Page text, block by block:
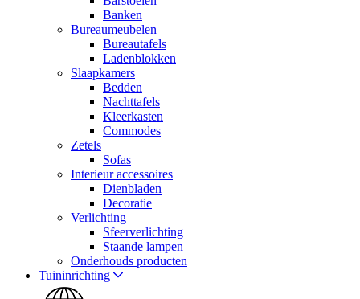
Banken
Bureaumeubelen
Bureautafels
Ladenblokken
Slaapkamers
Bedden
Nachttafels
Kleerkasten
Commodes
Zetels
Sofas
Interieur accessoires
Dienbladen
Decoratie
Verlichting
Sfeerverlichting
Staande lampen
Onderhouds producten
Tuininrichting